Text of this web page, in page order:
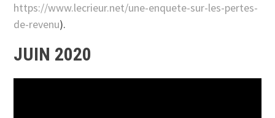
https://www.lecrieur.net/une-enquete-sur-les-pertes-
de-revenu).
JUIN 2020